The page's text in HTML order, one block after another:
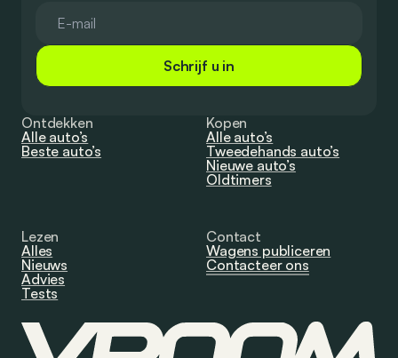
Schrijf u in
Ontdekken
Alle auto’s
Beste auto’s
Kopen
Alle auto’s
Tweedehands auto’s
Nieuwe auto’s
Oldtimers
Lezen
Alles
Nieuws
Advies
Tests
Contact
Wagens publiceren
Contacteer ons